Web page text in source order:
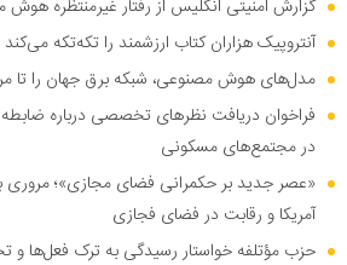
گزارش امنیتی انگلیس از رفتار غیرمنتظره
آنتروپیک هزاران کتاب ارزشمند را تکه‌تکه می‌کند
مدل‌های هوش مصنوعی، شبکه برق جهان را تا
فراخوان دریافت نظر‌های تخصصی درباره
در مجتمع‌های مسکونی
«عصر جدید بر حکمرانی فضای مجازی»؛ مروری
آمریکا و رقابت در فضای فجازی
حزب مؤتلفه خواستار رسیدگی به ترک فعل‌ها و